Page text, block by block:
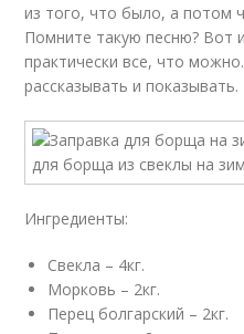
из того, что было, а потом
Помните такую песню? Вот
практически все, что
рассказывать и показывать.
Ингредиенты:
Свекла – 4кг.
Морковь – 2кг.
Перец болгарский – 2кг.